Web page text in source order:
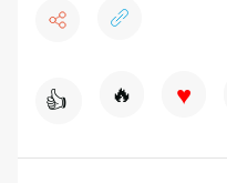
👍 🔥 ♥